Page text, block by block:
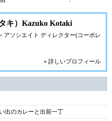
キ）Kazuko Kotaki
アソシエイト ディレクター(コーポレ
» 詳しいプロフィール
出のカレーと出前一丁